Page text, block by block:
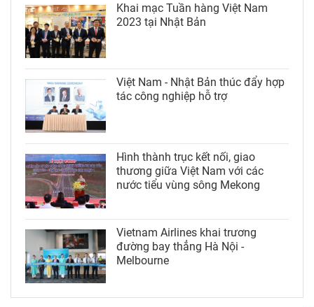
Khai mạc Tuần hàng Việt Nam
2023 tại Nhật Bản
Việt Nam - Nhật Bản thúc đẩy hợp
tác công nghiệp hỗ trợ
Hình thành trục kết nối, giao
thương giữa Việt Nam với các
nước tiểu vùng sông Mekong
Vietnam Airlines khai trương
đường bay thẳng Hà Nội -
Melbourne